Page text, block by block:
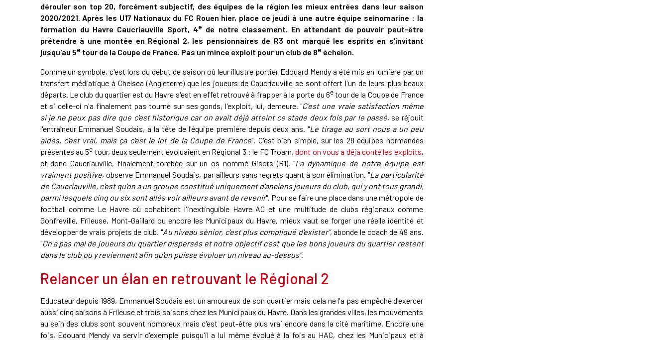
dérouler son top 20, forcément subjectif, des équipes de la région les mieux entrées dans leur saison
2020/2021. Après les U17 Nationaux du FC Rouen hier, place ce jeudi à une autre équipe seinomarine : la
formation du Havre Caucriauville Sport, 4e de notre classement. En attendant de pouvoir peut-être
prétendre à une montée en Régional 2, les pensionnaires de R3 ont marqué les esprits en s'invitant
jusqu'au 5e tour de la Coupe de France. Pas un mince exploit pour un club de 8e échelon.
Comme un symbole, c'est lors du début de saison où leur illustre portier Edouard Mendy a été mis en lumière par un
transfert médiatique à Chelsea (Angleterre) que les joueurs de Caucriauville se sont offert l'un de leurs plus beaux
départs. Le club du quartier est du Havre s'est en effet retrouvé à frapper à la porte du 6etour de la Coupe de France
et si celle-ci n'a finalement pas tourné sur ses gonds, l'exploit, lui, demeure. "C'est une vraie satisfaction même
si je ne peux pas dire que c'est historique car on avait déjà atteint ce stade deux fois par le passé, se réjouit
l'entraîneur Emmanuel Soudais, à la tête de l'équipe première depuis deux ans. "Le tirage au sort nous a un peu
aidés, c'est vrai, mais ça c'est le lot de la Coupe de France". C'est bien simple, sur les 28 équipes normandes
présentes au 5e tour, deux seulement évoluaient en Régional 3 : le FC Troarn,dont on vous a déjà conté les exploits,
et donc Caucriauville, finalement tombée sur un os nommé Gisors (R1). "La dynamique de notre équipe est
vraiment positive, observe Emmanuel Soudais, par ailleurs sans regrets quant à son élimination. "La particularité
de Caucriauville, c'est qu'on a un groupe constitué uniquement d'anciens joueurs du club, qui y ont tous grandi,
parmi lesquels cinq ou six sont allés voir ailleurs avant de revenir". Pour se faire une place dans une métropole de
football comme Le Havre où cohabitent l'inextinguible Havre AC et une multitude de clubs régionaux comme
Gonfreville, Frileuse, Mont-Gaillard ou encore les Municipaux du Havre, mieux vaut se forger une réelle identité et
développer de vrais projets de club. "Au niveau sénior, c'est plus compliqué d'exister", abonde le coach de 49 ans.
"On a pas mal de joueurs du quartier dispersés et notre objectif c'est que les bons joueurs du quartier restent
dans le club ou y reviennent afin qu'on puisse évoluer un niveau au-dessus".
Relancer un élan en retrouvant le Régional 2
Educateur depuis 1989, Emmanuel Soudais est un amoureux de son quartier mais cela ne l'a pas empêché d'exercer
aussi cinq saisons à Frileuse et trois saisons chez les Municipaux du Havre. Dans les grandes villes, les mouvements
au sein des clubs sont souvent nombreux mais c'est peut-être plus vrai encore dans la cité maritime. Encore une
fois, Edouard Mendy va servir d'exemple puisqu'il a lui même évolué à la fois au HAC, chez les Municipaux et à